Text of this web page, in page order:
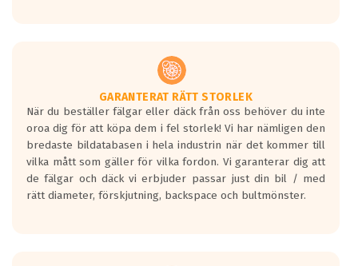
Vid körning i över 50km/h brukar
rullmotståndets ljud överträffa
motorljudet.
På däckmärkningen kommer det finnas
en symbol av ett däck med vågar. Hög
bullernivå markeras med svarta vågor
medans de vita vågorna påvisar om det är
ett tyst däck.
GARANTERAT RÄTT STORLEK
När du beställer fälgar eller däck från oss behöver du inte
oroa dig för att köpa dem i fel storlek! Vi har nämligen den
bredaste bildatabasen i hela industrin när det kommer till
vilka mått som gäller för vilka fordon. Vi garanterar dig att
de fälgar och däck vi erbjuder passar just din bil / med
rätt diameter, förskjutning, backspace och bultmönster.